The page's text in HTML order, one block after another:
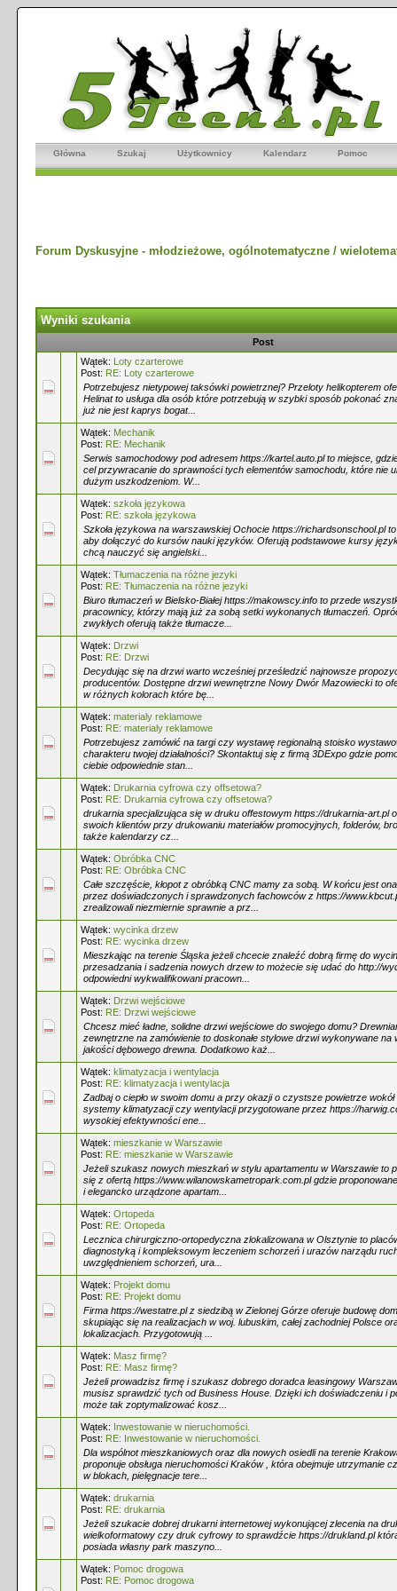
Główna Szukaj Użytkownicy Kalendarz Pomoc
Forum Dyskusyjne - młodzieżowe, ogólnotematyczne /
Wyniki szukania
Post
Wątek: Loty czarterowe
Post: RE: Loty czarterowe
Potrzebujesz nietypowej taksówki powietrznej? Przeloty helikopterem
Helinat to usługa dla osób które potrzebują w szybki sposób pokonać
już nie jest kaprys bogat...
Wątek: Mechanik
Post: RE: Mechanik
Serwis samochodowy pod adresem https://kartel.auto.pl to miejsce,
cel przywracanie do sprawności tych elementów samochodu, które nie
dużym uszkodzeniom. W...
Wątek: szkoła językowa
Post: RE: szkoła językowa
Szkoła językowa na warszawskiej Ochocie https://richardsonschool.pl
aby dołączyć do kursów nauki języków. Oferują podstawowe kursy
chcą nauczyć się angielski...
Wątek: Tłumaczenia na różne jezyki
Post: RE: Tłumaczenia na różne jezyki
Biuro tłumaczeń w Bielsko-Białej https://makowscy.info to przede
pracownicy, którzy mają już za sobą setki wykonanych tłumaczeń.
zwykłych oferują także tłumacze...
Wątek: Drzwi
Post: RE: Drzwi
Decydując się na drzwi warto wcześniej prześledzić najnowsze
producentów. Dostępne drzwi wewnętrzne Nowy Dwór Mazowiecki to
w różnych kolorach które bę...
Wątek: materialy reklamowe
Post: RE: materialy reklamowe
Potrzebujesz zamówić na targi czy wystawę regionalną stoisko
charakteru twojej działalności? Skontaktuj się z firmą 3DExpo gdzie
ciebie odpowiednie stan...
Wątek: Drukarnia cyfrowa czy offsetowa?
Post: RE: Drukarnia cyfrowa czy offsetowa?
drukarnia specjalizująca się w druku offestowym https://drukarnia-art.pl
swoich klientów przy drukowaniu materiałów promocyjnych, folderów,
także kalendarzy cz...
Wątek: Obróbka CNC
Post: RE: Obróbka CNC
Całe szczęście, kłopot z obróbką CNC mamy za sobą. W końcu jest
przez doświadczonych i sprawdzonych fachowców z https://
zrealizowali niezmiernie sprawnie a prz...
Wątek: wycinka drzew
Post: RE: wycinka drzew
Mieszkając na terenie Śląska jeżeli chcecie znaleźć dobrą firmę do
przesadzania i sadzenia nowych drzew to możecie się udać do http://
odpowiedni wykwalifikowani pracown...
Wątek: Drzwi wejściowe
Post: RE: Drzwi wejściowe
Chcesz mieć ładne, solidne drzwi wejściowe do swojego domu?
zewnętrzne na zamówienie to doskonałe stylowe drzwi wykonywane na
jakości dębowego drewna. Dodatkowo każ...
Wątek: klimatyzacja i wentylacja
Post: RE: klimatyzacja i wentylacja
Zadbaj o ciepło w swoim domu a przy okazji o czystsze powietrze
systemy klimatyzacji czy wentylacji przygotowane przez https://
wysokiej efektywności ene...
Wątek: mieszkanie w Warszawie
Post: RE: mieszkanie w Warszawie
Jeżeli szukasz nowych mieszkań w stylu apartamentu w Warszawie to
się z ofertą https://www.wilanowskametropark.com.pl gdzie
i elegancko urządzone apartam...
Wątek: Ortopeda
Post: RE: Ortopeda
Lecznica chirurgiczno-ortopedyczna zlokalizowana w Olsztynie to
diagnostyką i kompleksowym leczeniem schorzeń i urazów narządu
uwzględnieniem schorzeń, ura...
Wątek: Projekt domu
Post: RE: Projekt domu
Firma https://westatre.pl z siedzibą w Zielonej Górze oferuje budowę
skupiając się na realizacjach w woj. lubuskim, całej zachodniej Polsce
lokalizacjach. Przygotowują ...
Wątek: Masz firmę?
Post: RE: Masz firmę?
Jeżeli prowadzisz firmę i szukasz dobrego doradca leasingowy
musisz sprawdzić tych od Business House. Dzięki ich doświadczeniu i
może tak zoptymalizować kosz...
Wątek: Inwestowanie w nieruchomości.
Post: RE: Inwestowanie w nieruchomości.
Dla wspólnot mieszkaniowych oraz dla nowych osiedli na terenie
proponuje obsługa nieruchomości Kraków , która obejmuje utrzymanie
w blokach, pielęgnacje tere...
Wątek: drukarnia
Post: RE: drukarnia
Jeżeli szukacie dobrej drukarni internetowej wykonującej zlecenia na
wielkoformatowy czy druk cyfrowy to sprawdźcie https://drukland.pl
posiada własny park maszyno...
Wątek: Pomoc drogowa
Post: RE: Pomoc drogowa